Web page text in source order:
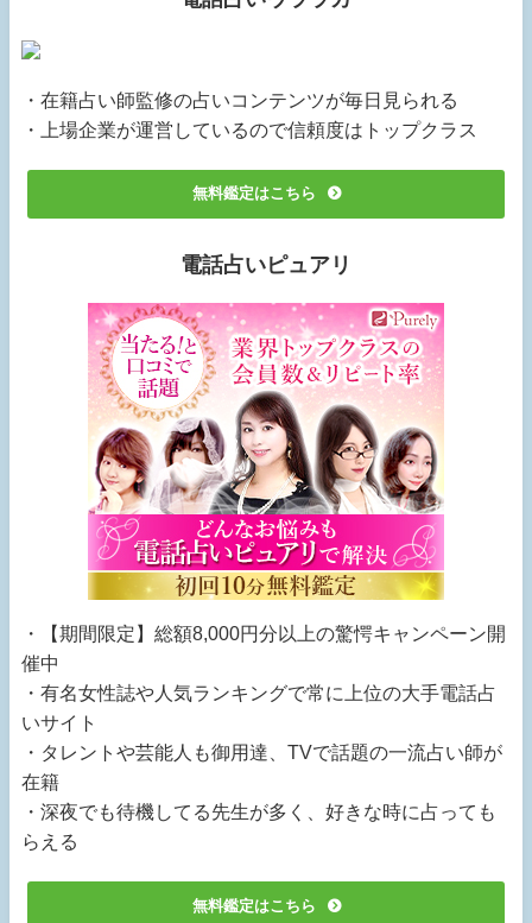
・在籍占い師監修の占いコンテンツが毎日見られる
・上場企業が運営しているので信頼度はトップクラス
無料鑑定はこちら
電話占いピュアリ
・【期間限定】総額8,000円分以上の驚愕キャンペーン開
催中
・有名女性誌や人気ランキングで常に上位の大手電話占
いサイト
・タレントや芸能人も御用達、TVで話題の一流占い師が
在籍
・深夜でも待機してる先生が多く、好きな時に占っても
らえる
無料鑑定はこちら